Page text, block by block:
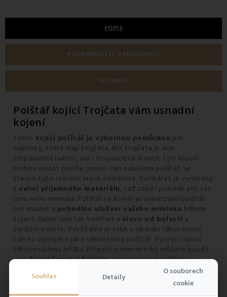
Souhlas Detaily
O souborech
cookie
POPIS
PODROBNOSTI O PRODUKTU
RECENZE
Polštář kojící Trojčata vám usnadní
kojení
Tento kojící polštář je výbornou pomůckou pro
maminky, které mají trojčata. Mít trojčata je sice
trojnásobná radost, ale i trojnásobná starost. I při kojení
mohou nastat potíže, proto vám nabízíme polštář, se
kterým tyto starosti hravě zvládnete. Polštářek je vyrobený
z velmi příjemného materiálu, což zajistí pohodlí pro vás
i pro vaše miminka. Polštář na kojení je univerzální polštář
pro snadné a pohodlné uložení vašeho miminka během
kojení. Zajistí vám tak komfort a úlevu od bolesti a
zatížení páteře. Využitelný je také v období těhotenství,
kde ho využijete jako těhotenský polštář. Vytvoří oporu
těhotenskému bříšku. Při péči o miminko ho můžete použít
jakobezpečnostní bariéru. Je vyrobený z pečlivě
Výhody kojícího polštáře Trojčata